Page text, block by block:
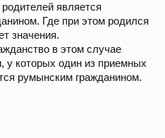
родителей является
Где при этом родился
значения.
в этом случае
у которых один из приемных
румынским гражданином.